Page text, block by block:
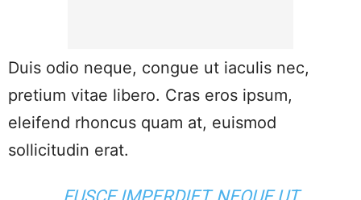
Duis odio neque, congue ut iaculis nec,
pretium vitae libero. Cras eros ipsum,
eleifend rhoncus quam at, euismod
sollicitudin erat.